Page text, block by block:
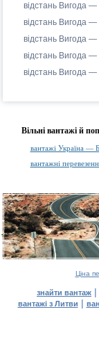
відстань Вигода
відстань Вигода —
відстань Вигода
відстань Вигода —
відстань Вигода —
Вільні вантажі й
вантажі Україна —
вантажні
Ціна
знайти вантаж |
вантажі з Литви |